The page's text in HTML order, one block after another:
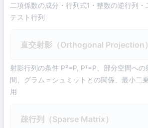
二項係数の成分・行列式1・整数の逆行列
テスト行列
直交射影（Orthogonal Projection）
射影行列の条件 P²=P, Pᵀ=P、部分空間へ
間、グラム＝シュミットとの関係、最小二
用
疎行列（Sparse Matrix）